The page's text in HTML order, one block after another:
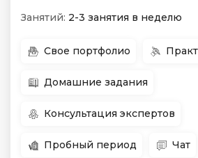
Занятий: 2-3 занятия в неделю
Свое портфолио
Домашние задания
Консультация экспертов
Пробный период Чат